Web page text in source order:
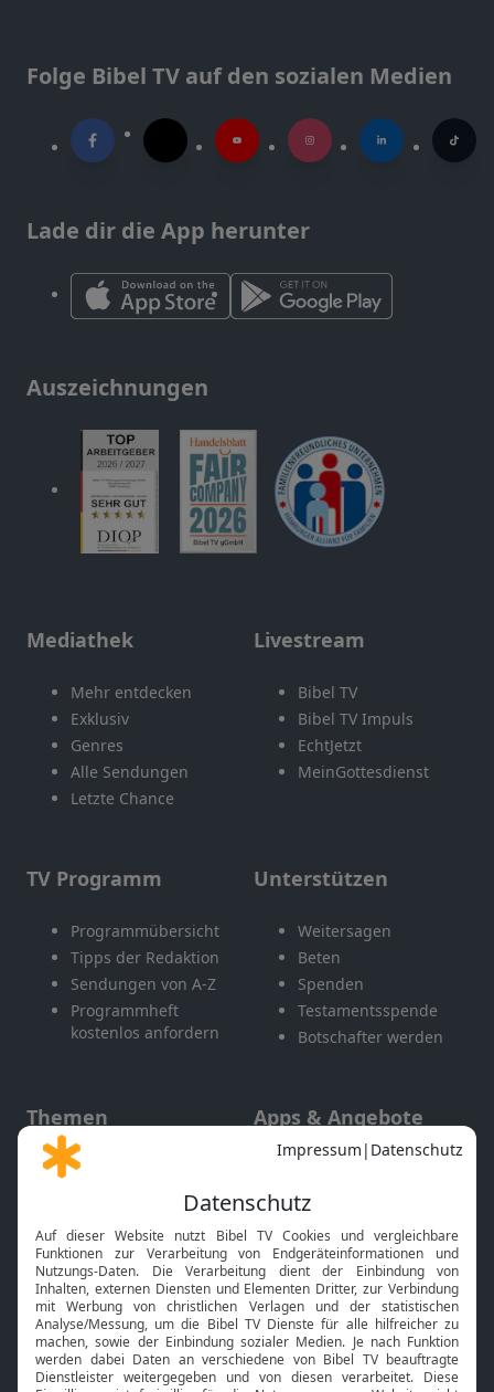
Folge Bibel TV auf den sozialen Medien
Lade dir die App herunter
Auszeichnungen
Mediathek
Mehr entdecken
Exklusiv
Genres
Alle Sendungen
Letzte Chance
Livestream
Bibel TV
Bibel TV Impuls
EchtJetzt
MeinGottesdienst
TV Programm
Programmübersicht
Tipps der Redaktion
Sendungen von A-Z
Programmheft
kostenlos anfordern
Unterstützen
Weitersagen
Beten
Spenden
Testamentsspende
Botschafter werden
Themen
Gott und Bibel erklärt
Neuigkeiten
Apps & Angebote
Mobile App
Smart TV
HbbTV
Bibelthek Online-Bibel
Nächster Gottesdienst